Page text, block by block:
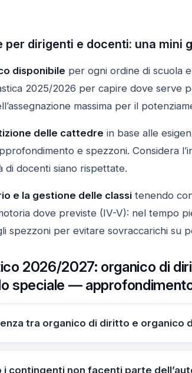
per dirigenti e docenti: una mini
disponibile per ogni ordine di scuola
2025/2026 per capire dove serve
massima per il
delle cattedre in base alle
e spezzoni. Considera
di docenti siano rispettate.
e la gestione delle classitenendo
dove previste (IV-V): nel tempo
spezzoni per evitare sovraccarichi su
2026/2027: organico di
speciale —
tra organico di diritto e organico
è definito dall’ordinamento;
Nel 2026/2027 il potenziamento
i contingenti non facenti parte